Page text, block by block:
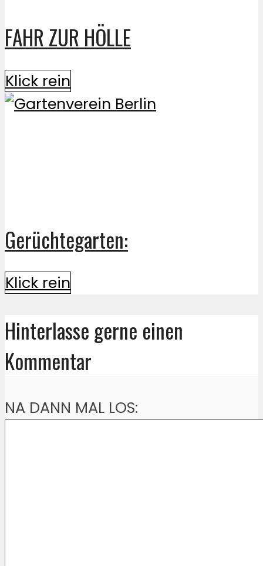
FAHR ZUR HÖLLE
Klick rein
Gerüchtegarten:
Klick rein
Hinterlasse gerne einen
Kommentar
NA DANN MAL LOS: